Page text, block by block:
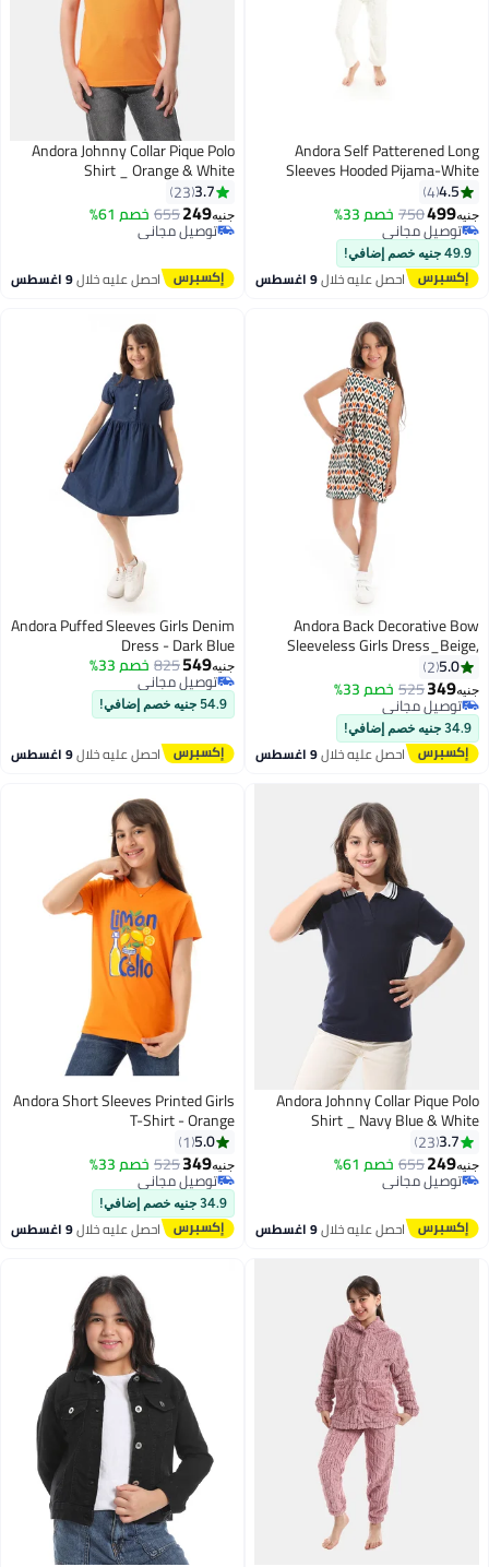
4
Andora Self Patterened Long
Sleeves Hooded Pijama-White
4.5
4
جنيه499
750 خصم 33%
توصيل مجاني
توصيل مجاني
49.9 جنيه خصم إضافي!
احصل عليه خلال9 اغسطس
9
Andora Johnny Collar Pique Polo
Shirt _ Orange & White
3.7
23
جنيه249
655 خصم 61%
توصيل مجاني
توصيل مجاني
احصل عليه خلال9 اغسطس
3
Andora Back Decorative Bow
Sleeveless Girls Dress_Beige,
Orange and Navy Blue
5.0
2
جنيه349
525 خصم 33%
توصيل مجاني
توصيل مجاني
34.9 جنيه خصم إضافي!
احصل عليه خلال9 اغسطس
3
Andora Puffed Sleeves Girls Denim
Dress - Dark Blue
جنيه549
825 خصم 33%
توصيل مجاني
توصيل مجاني
54.9 جنيه خصم إضافي!
احصل عليه خلال9 اغسطس
9
Andora Johnny Collar Pique Polo
Shirt _ Navy Blue & White
3.7
23
جنيه249
655 خصم 61%
توصيل مجاني
توصيل مجاني
احصل عليه خلال9 اغسطس
7
Andora Short Sleeves Printed Girls
T-Shirt - Orange
5.0
1
جنيه349
525 خصم 33%
توصيل مجاني
توصيل مجاني
34.9 جنيه خصم إضافي!
احصل عليه خلال9 اغسطس